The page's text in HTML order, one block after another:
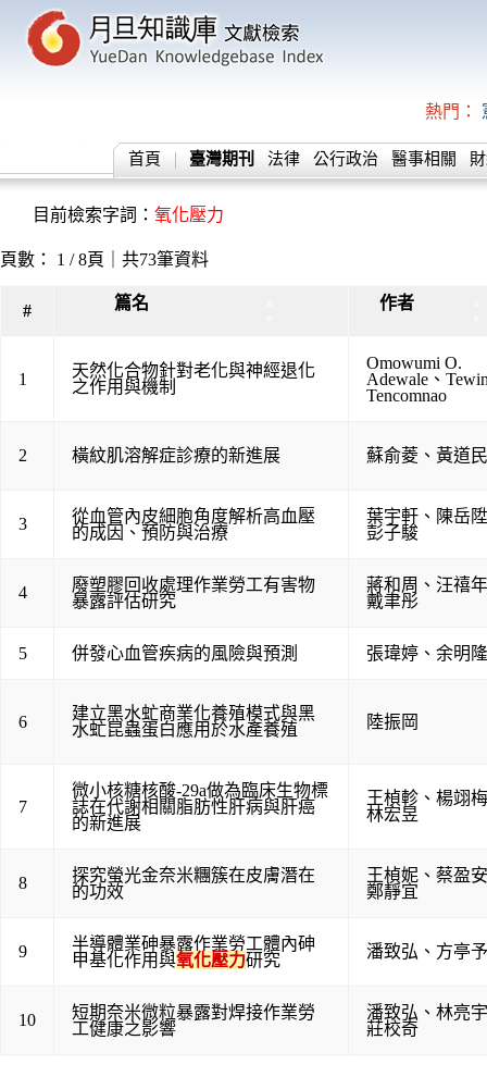
熱門：
首頁 臺灣期刊 法律 公行政治 醫事相關
目前檢索字詞： 氧化壓力
頁數： 1 / 8頁｜共73筆資料
# 篇名 作者
1
天然化合物針對老化與神經退化
之作用與機制
Omowumi O.
Adewale 、
Tencomnao
2 橫紋肌溶解症診療的新進展 蘇俞菱 、 黃道民
3
從血管內皮細胞角度解析高血壓
的成因、預防與治療
葉宇軒 、 陳岳陞
彭子駿
4
廢塑膠回收處理作業勞工有害物
暴露評估研究
蔣和周 、 汪禧年
戴聿彤
5 併發心血管疾病的風險與預測 張瑋婷 、 余明隆
6
建立黑水虻商業化養殖模式與黑
水虻昆蟲蛋白應用於水產養殖
陸振岡
7
微小核糖核酸-29a做為臨床生物標
誌在代謝相關脂肪性肝病與肝癌
的新進展
王楨軫 、 楊翊梅
林宏昱
8
探究螢光金奈米糰簇在皮膚潛在
的功效
王楨妮 、 蔡盈安
鄭靜宜
9
半導體業砷暴露作業勞工體內砷
甲基化作用與氧化壓力研究 潘致弘 、 方亭予
10
短期奈米微粒暴露對焊接作業勞
工健康之影響
潘致弘 、 林亮宇
莊校奇